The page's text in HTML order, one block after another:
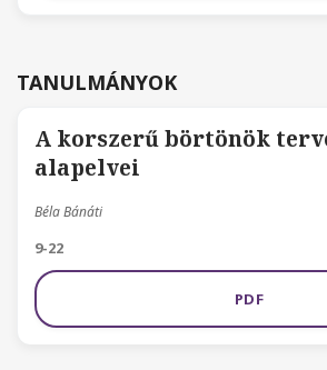
TANULMÁNYOK
A korszerű börtönök
alapelvei
Béla Bánáti
9-22
PDF